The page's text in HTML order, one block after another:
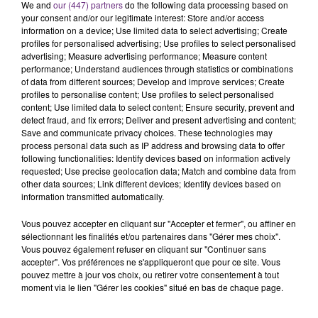
SI TOUT LE MONDE FAIT ÇA, MOI L'ANNÉE
PROCHAINE JE VENDANGE EN...
La vendange en Champagne a débuté ce jeudi 6
août dans la commune de Montgueux (Aube). Du
jamais vu !
L'INSPECTION DU TRAVAIL RAPPELLE À
We and our (447) partnersdo the following data processing based on
your consent and/or our legitimate interest: Store and/or access
information on a device; Use limited data to select advertising; Create
profiles for personalised advertising; Use profiles to select personalised
advertising; Measure advertising performance; Measure content
performance; Understand audiences through statistics or combinations
of data from different sources; Develop and improve services; Create
profiles to personalise content; Use profiles to select personalised
content; Use limited data to select content; Ensure security, prevent and
detect fraud, and fix errors; Deliver and present advertising and content;
Save and communicate privacy choices. These technologies may
process personal data such as IP address and browsing data to offer
following functionalities: Identify devices based on information actively
requested; Use precise geolocation data; Match and combine data from
other data sources; Link different devices; Identify devices based on
information transmitted automatically.
Vous pouvez accepter en cliquant sur "Accepter et fermer", ou affiner en
sélectionnant les finalités et/ou partenaires dans "Gérer mes choix".
Vous pouvez également refuser en cliquant sur "Continuer sans
accepter". Vos préférences ne s'appliqueront que pour ce site. Vous
pouvez mettre à jour vos choix, ou retirer votre consentement à tout
moment via le lien "Gérer les cookies" situé en bas de chaque page.